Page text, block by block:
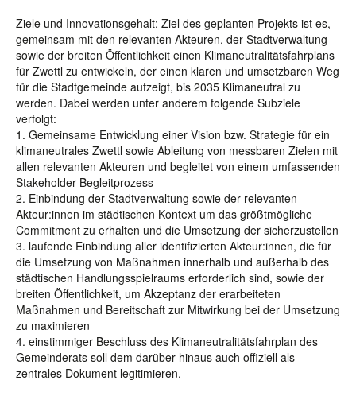
Ziele und Innovationsgehalt: Ziel des geplanten Projekts ist es,
gemeinsam mit den relevanten Akteuren, der Stadtverwaltung
sowie der breiten Öffentlichkeit einen Klimaneutralitätsfahrplans
für Zwettl zu entwickeln, der einen klaren und umsetzbaren Weg
für die Stadtgemeinde aufzeigt, bis 2035 Klimaneutral zu
werden. Dabei werden unter anderem folgende Subziele
verfolgt:
1. Gemeinsame Entwicklung einer Vision bzw. Strategie für ein
klimaneutrales Zwettl sowie Ableitung von messbaren Zielen mit
allen relevanten Akteuren und begleitet von einem umfassenden
Stakeholder-Begleitprozess
2. Einbindung der Stadtverwaltung sowie der relevanten
Akteur:innen im städtischen Kontext um das größtmögliche
Commitment zu erhalten und die Umsetzung der sicherzustellen
3. laufende Einbindung aller identifizierten Akteur:innen, die für
die Umsetzung von Maßnahmen innerhalb und außerhalb des
städtischen Handlungsspielraums erforderlich sind, sowie der
breiten Öffentlichkeit, um Akzeptanz der erarbeiteten
Maßnahmen und Bereitschaft zur Mitwirkung bei der Umsetzung
zu maximieren
4. einstimmiger Beschluss des Klimaneutralitätsfahrplan des
Gemeinderats soll dem darüber hinaus auch offiziell als
zentrales Dokument legitimieren.